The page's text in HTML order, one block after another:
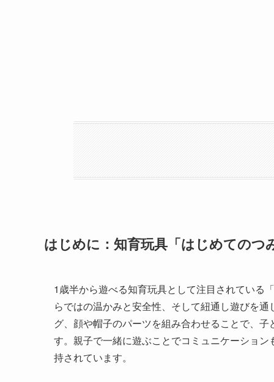
はじめに：知育玩具「はじめてのつ
1歳半から遊べる知育玩具として注目されている
らではの温かみと安全性、そして紐通し遊びを
グ、顔や帽子のパーツを組み合わせることで、
す。親子で一緒に遊ぶことでコミュニケーショ
持されています。